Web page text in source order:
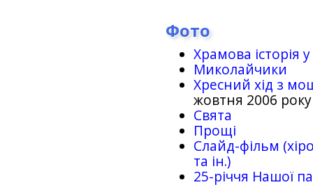
Фото
Храмова історія
Миколайчики
Хресний хід з
жовтня 2006 року
Свята
Прощі
Слайд-фільм
та ін.)
25-рiччя Нашої